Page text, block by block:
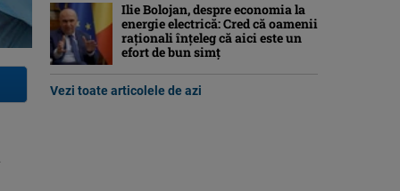
Ilie Bolojan, despre economia la
energie electrică: Cred că oamenii
raţionali înţeleg că aici este un
efort de bun simţ
Vezi toate articolele de azi